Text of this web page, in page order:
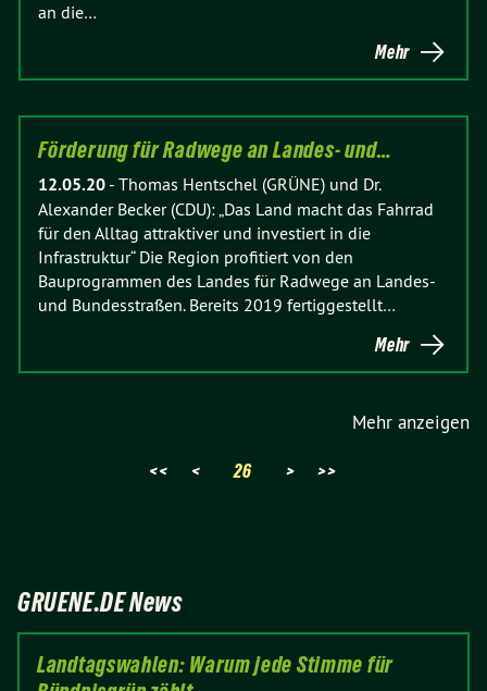
an die…
Mehr
Förderung für Radwege an Landes- und…
12.05.20 - Thomas Hentschel (GRÜNE) und Dr.
Alexander Becker (CDU): „Das Land macht das Fahrrad
für den Alltag attraktiver und investiert in die
Infrastruktur“ Die Region profitiert von den
Bauprogrammen des Landes für Radwege an Landes-
und Bundesstraßen. Bereits 2019 fertiggestellt…
Mehr
Mehr anzeigen
<< < 26 > >>
GRUENE.DE News
Landtagswahlen: Warum jede Stimme für